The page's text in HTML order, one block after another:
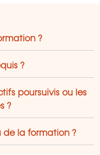
?
?
poursuivis ou les
?
de la formation ?